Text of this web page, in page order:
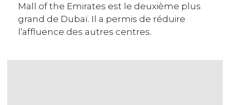
Mall of the Emirates est le deuxième plus
grand de Dubaï. Il a permis de réduire
l’affluence des autres centres.